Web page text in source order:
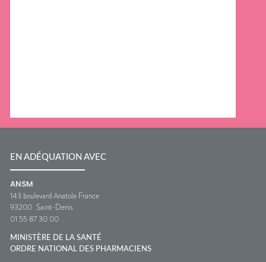
EN ADÉQUATION AVEC
ANSM
143 boulevard Anatole France
93200 Saint-Denis
01 55 87 30 00
MINISTÈRE DE LA SANTÉ
ORDRE NATIONAL DES PHARMACIENS